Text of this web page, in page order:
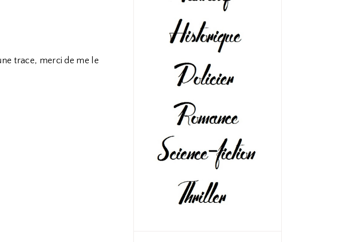
trace, merci de me le